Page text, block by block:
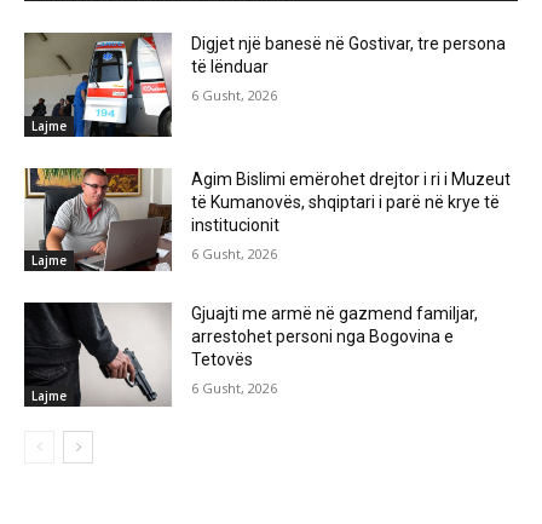
Lajme
Digjet një banesë në Gostivar, tre persona
të lënduar
6 Gusht, 2026
Lajme
Agim Bislimi emërohet drejtor i ri i Muzeut
të Kumanovës, shqiptari i parë në krye të
institucionit
6 Gusht, 2026
Lajme
Gjuajti me armë në gazmend familjar,
arrestohet personi nga Bogovina e
Tetovës
6 Gusht, 2026